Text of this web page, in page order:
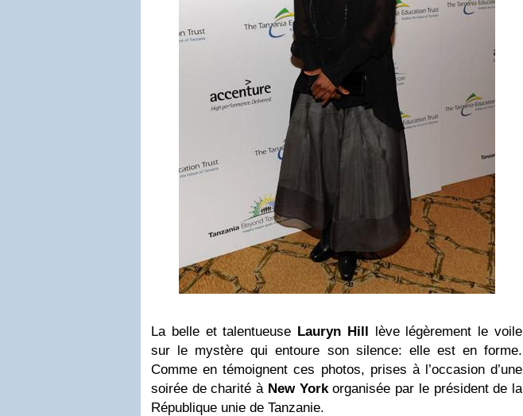
La belle et talentueuse Lauryn Hill lève légèrement le voile
sur le mystère qui entoure son silence: elle est en forme.
Comme en témoignent ces photos, prises à l’occasion d’une
soirée de charité à New Yorkorganisée par le président de la
République unie de Tanzanie.